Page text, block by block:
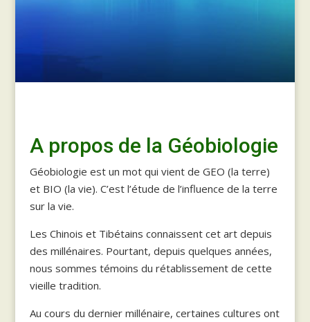
A propos de la Géobiologie
Géobiologie est un mot qui vient de GEO (la terre)
et BIO (la vie). C’est l’étude de l’influence de la terre
sur la vie.
Les Chinois et Tibétains connaissent cet art depuis
des millénaires. Pourtant, depuis quelques années,
nous sommes témoins du rétablissement de cette
vieille tradition.
Au cours du dernier millénaire, certaines cultures ont